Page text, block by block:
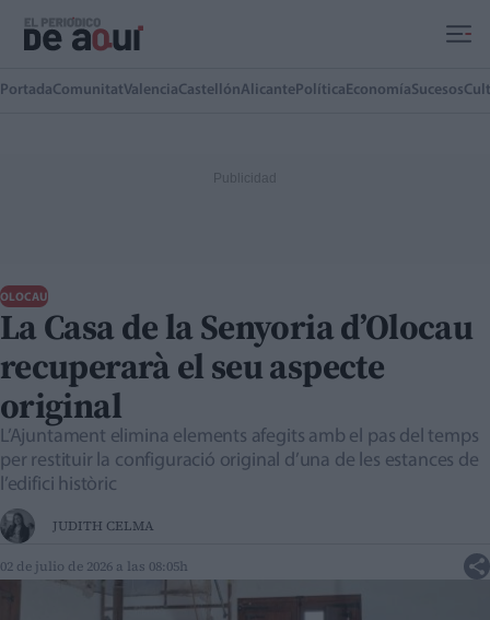
PortadaComunitatValenciaCastellónAlicante Política EconomíaSucesos
OLOCAU
La Casa de la Senyoria d’Olocau
recuperarà el seu aspecte
original
L’Ajuntament elimina elements afegits amb el pas del temps
per restituir la configuració original d’una de les estances de
l’edifici històric
JUDITH CELMA
02 de julio de 2026 a las 08:05h